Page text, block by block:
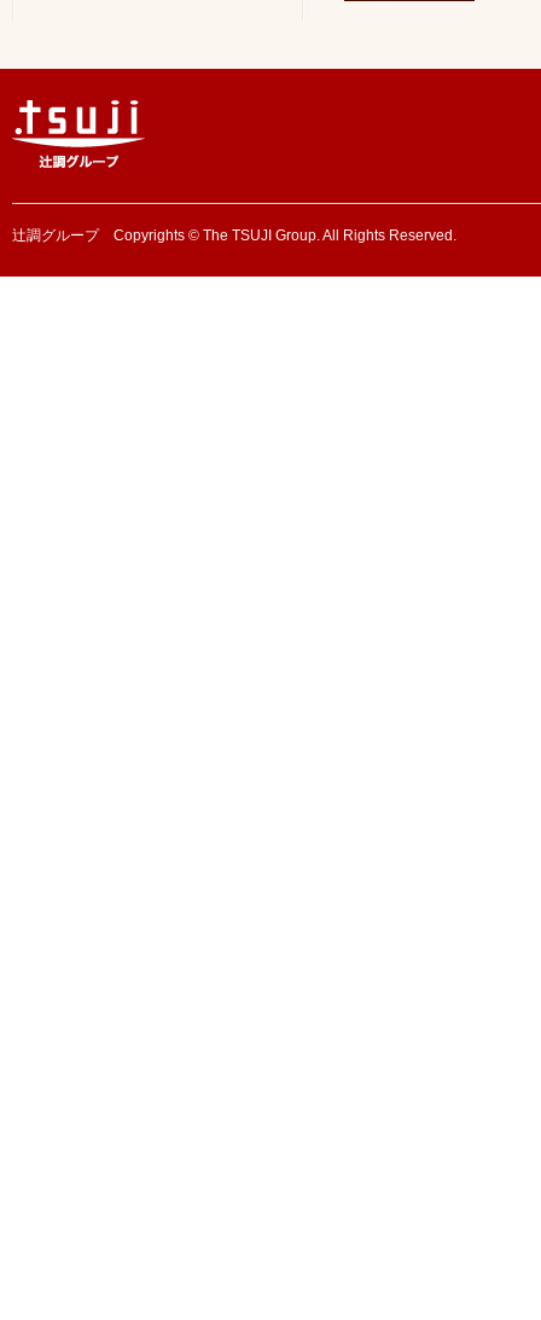
辻調グループ Copyrights © The TSUJI Group. All Rights Reserved.